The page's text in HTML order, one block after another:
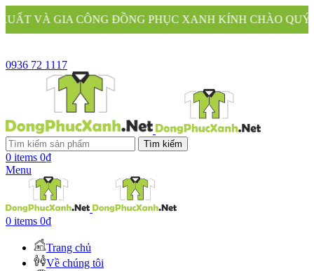
ĐỒNG PHỤC XANH KÍNH CHÀO QUÝ KHÁCH
0936 72 1117
Tìm kiếm
0 items 0₫
Menu
0 items 0₫
Trang chủ
Về chúng tôi